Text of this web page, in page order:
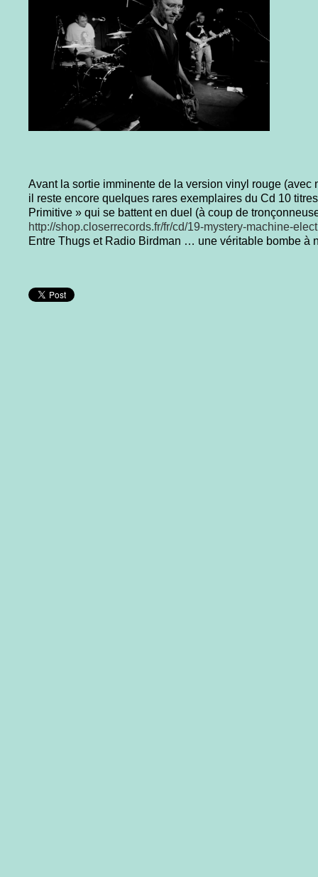
Avant la sortie imminente de la version vinyl rouge (avec
il reste encore quelques rares exemplaires du Cd 10
Primitive » qui se battent en duel (à coup de
http://shop.closerrecords.fr/fr/cd/19-mystery-machine-
Entre Thugs et Radio Birdman … une véritable bombe à